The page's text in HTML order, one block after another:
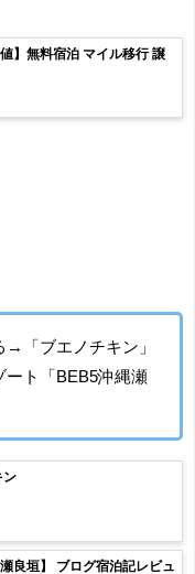
】無料宿泊 マイル移行 譲
「ブエノチキン」
ト「BEB5沖縄瀬
ン
良垣】 ブログ宿泊記レビュ